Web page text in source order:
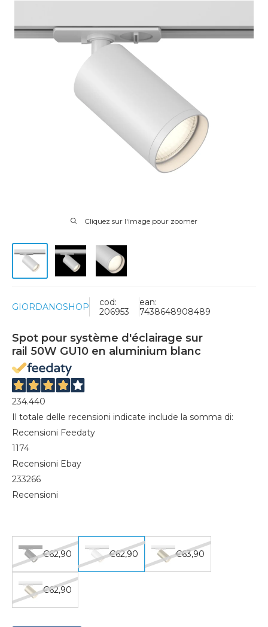
Cliquez sur l'image pour zoomer
GIORDANOSHOP
cod:
206953
ean:
7438648908489
Spot pour système d'éclairage sur
rail 50W GU10 en aluminium blanc
234.440
Il totale delle recensioni indicate include la somma di:
Recensioni Feedaty
1174
Recensioni Ebay
233266
Recensioni
€62,90 €62,90 €63,90
€62,90